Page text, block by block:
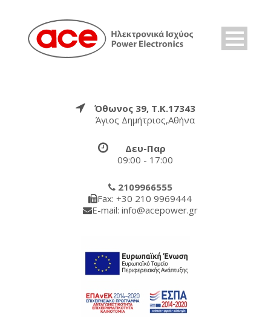
Όθωνος 39, Τ.Κ.17343
Άγιος Δημήτριος,Αθήνα
Δευ-Παρ
09:00 - 17:00
2109966555
Fax: +30 210 9969444
E-mail: info@acepower.gr